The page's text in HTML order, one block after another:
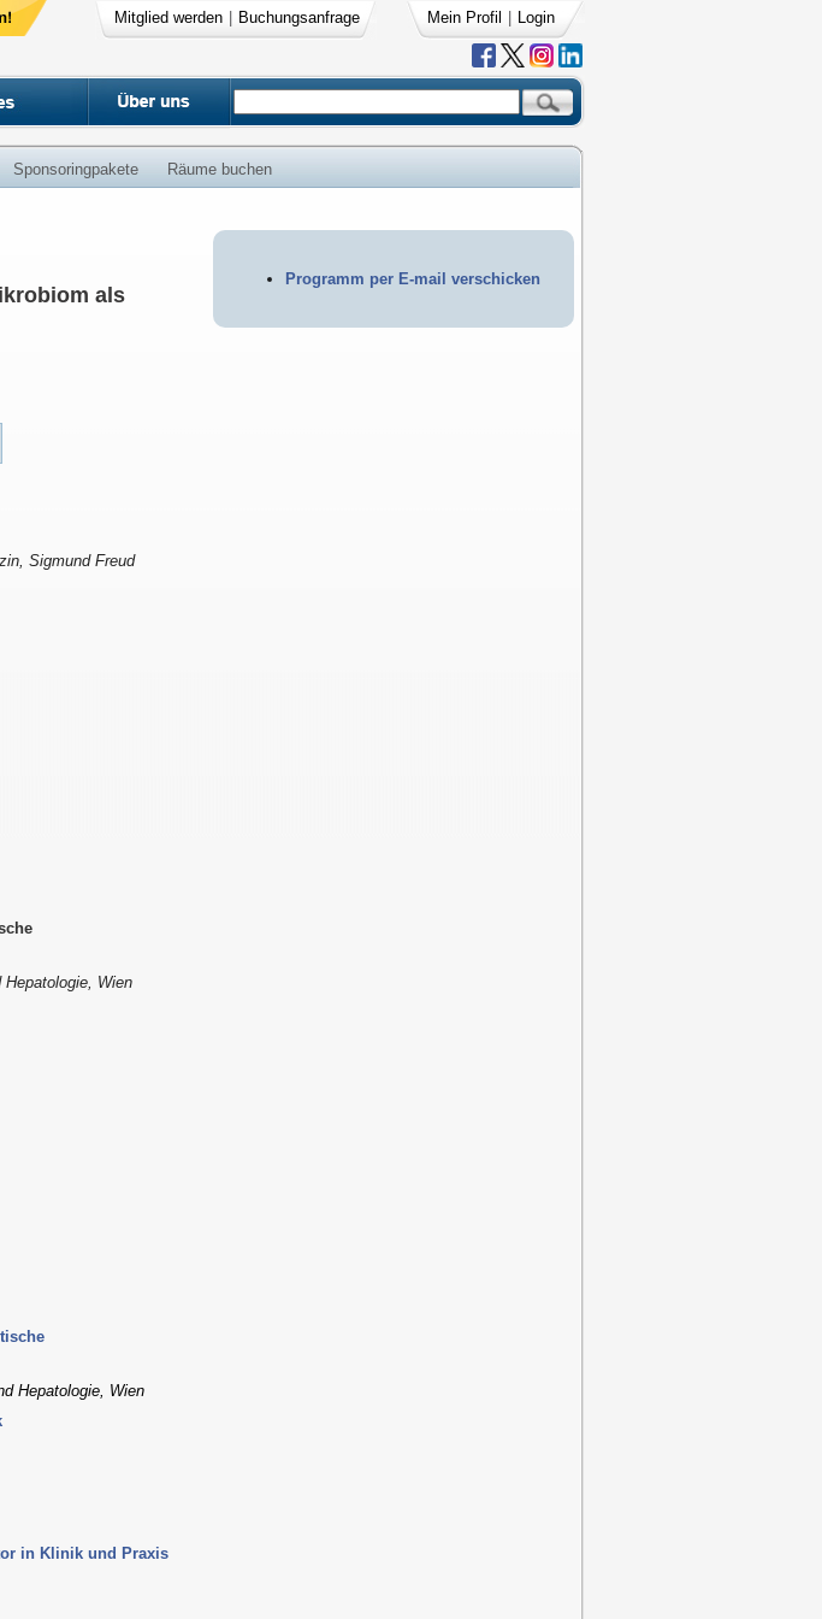
Mitglied werden Buchungsanfrage Mein Profil Login
Sponsoringpakete Räume buchen
Programm per E-mail verschicken
als
Sigmund Freud
Wien
Hepatologie, Wien
in Klinik und Praxis